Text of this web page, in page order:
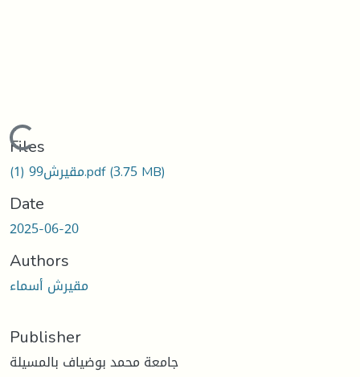
Loading...
Files
مقيرش99 (1).pdf(3.75 MB)
Date
2025-06-20
Authors
مقيرش أسماء
Publisher
جامعة محمد بوضياف بالمسيلة